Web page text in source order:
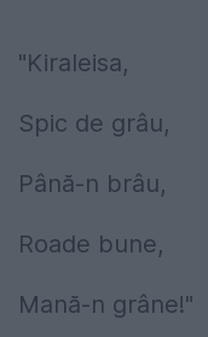
"Kiraleisa,
Spic de grâu,
Până-n brâu,
Roade bune,
Mană-n grâne!"